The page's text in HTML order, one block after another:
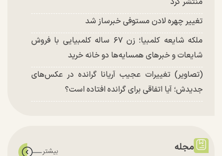
تغییر چهره لادن مستوفی خبرساز شد
ملکه شایعه کلمبیا؛ زن ۶۷ ساله کلمبیایی با فروش
شایعات و خبر‌های همسایه‌ها دو خانه خرید
(تصاویر) تغییرات عجیب آریانا گرانده در عکس‌های
جدیدش؛ آیا اتفاقی برای گرانده افتاده است؟
مجله